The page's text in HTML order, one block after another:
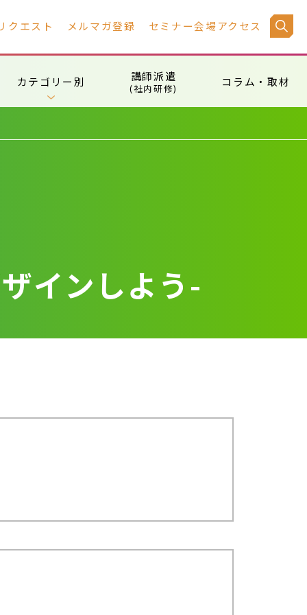
クエスト メルマガ登録 セミナー会場アクセス
カテゴリー別 講師派遣
(社内研修) コラム・取材
インしよう-